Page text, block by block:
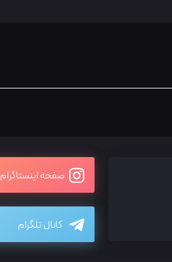
صفحه اینستاگرام
کانال تلگرام